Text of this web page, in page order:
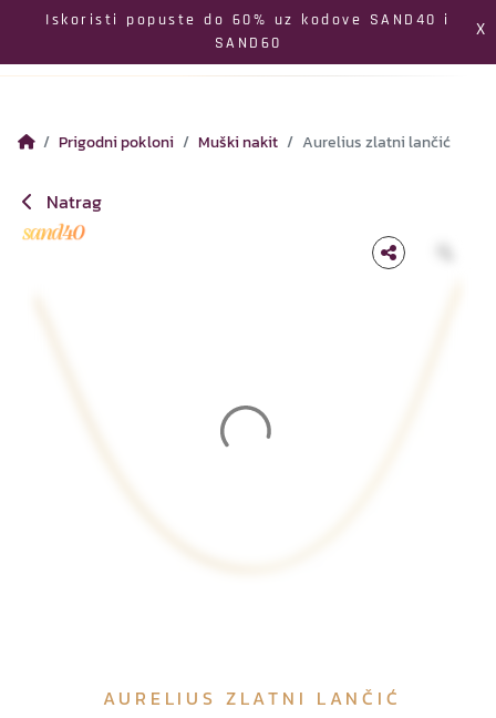
Iskoristi popuste do 60% uz kodove SAND40 i
SAND60
X
Izbornik
Profil Pretraga
Prigodni pokloni Muški nakit Aurelius zlatni lančić
Natrag
AURELIUS ZLATNI LANČIĆ